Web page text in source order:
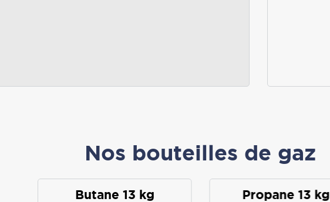
Nos bouteilles de gaz
Butane 13 kg Propane 13 kg